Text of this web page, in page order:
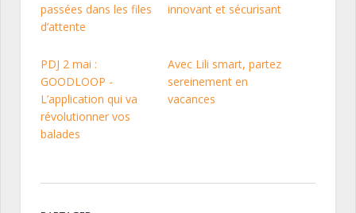
passées dans les files
d’attente
innovant et sécurisant
PDJ 2 mai :
GOODLOOP -
L’application qui va
révolutionner vos
balades
Avec Lili smart, partez
sereinement en
vacances